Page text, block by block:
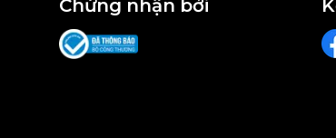
Chứng nhận bởi